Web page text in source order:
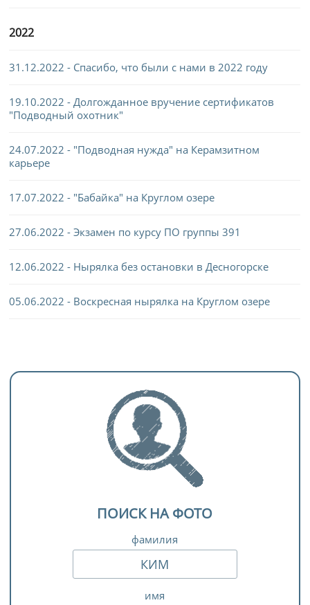
2022
31.12.2022 - Спасибо, что были с нами в 2022 году
19.10.2022 - Долгожданное вручение сертификатов
"Подводный охотник"
24.07.2022 - "Подводная нужда" на Керамзитном
карьере
17.07.2022 - "Бабайка" на Круглом озере
27.06.2022 - Экзамен по курсу ПО группы 391
12.06.2022 - Нырялка без остановки в Десногорске
05.06.2022 - Воскресная нырялка на Круглом озере
ПОИСК НА ФОТО
фамилия
имя